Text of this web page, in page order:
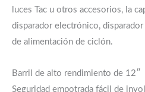
luces Tac u otros accesorios, la
disparador electrónico,
de alimentación de ciclón.
Barril de alto rendimiento de 12″
Seguridad empotrada fácil de